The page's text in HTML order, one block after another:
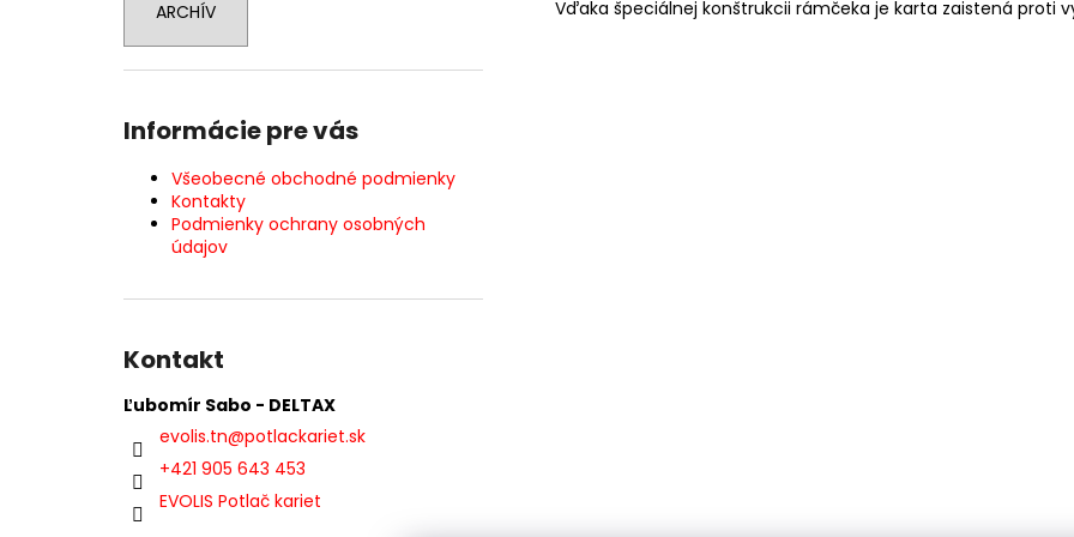
ARCHÍV
Informácie pre vás
Všeobecné obchodné podmienky
Kontakty
Podmienky ochrany osobných
údajov
Kontakt
Ľubomír Sabo - DELTAX
evolis.tn@potlackariet.sk
+421 905 643 453
EVOLIS Potlač kariet
Vďaka špeciálnej konštrukcii rámčeka je karta zaistená proti